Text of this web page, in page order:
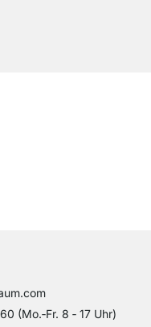
(Mo.‑Fr. 8 ‑ 17 Uhr)